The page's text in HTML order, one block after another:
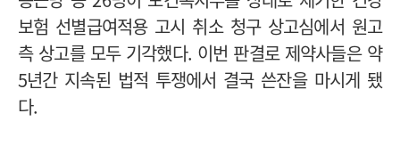
보험 선별급여적용 고시 취소 청구 상고심에서 원고
측 상고를 모두 기각했다. 이번 판결로 제약사들은 약
5년간 지속된 법적 투쟁에서 결국 쓴잔을 마시게 됐
다.